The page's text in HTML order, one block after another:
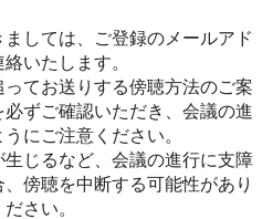
ましては、ご登録のメールアド
いたします。
ってお送りする傍聴方法のご案
ずご確認いただき、会議の進
にご注意ください。
生じるなど、会議の進行に支障
傍聴を中断する可能性があり
さい。